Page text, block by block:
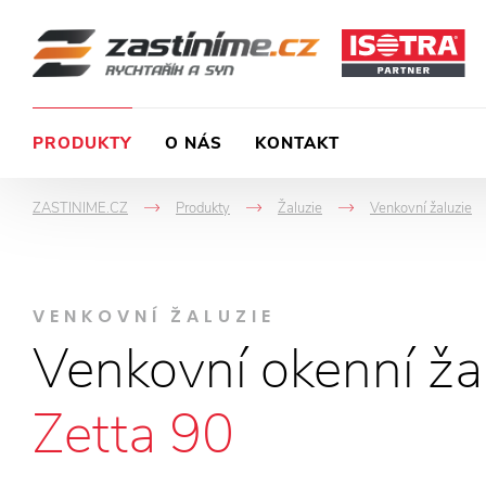
PRODUKTY O NÁS KONTAKT
ZASTINIME.CZ
->
Produkty
->
Žaluzie
->
Venkovní žaluzie
VENKOVNÍ ŽALUZIE
Venkovní okenní
Zetta 90